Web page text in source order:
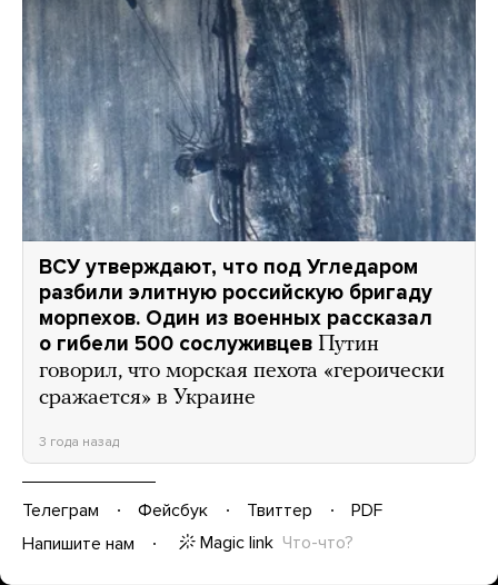
ВСУ утверждают, что под Угледаром
разбили элитную российскую бригаду
морпехов. Один из военных рассказал
о гибели 500 сослуживцев Путин
говорил, что морская пехота «героически
сражается» в Украине
3 года назад
Телеграм Фейсбук Твиттер
PDF
Напишите нам
Magic link Что-что?